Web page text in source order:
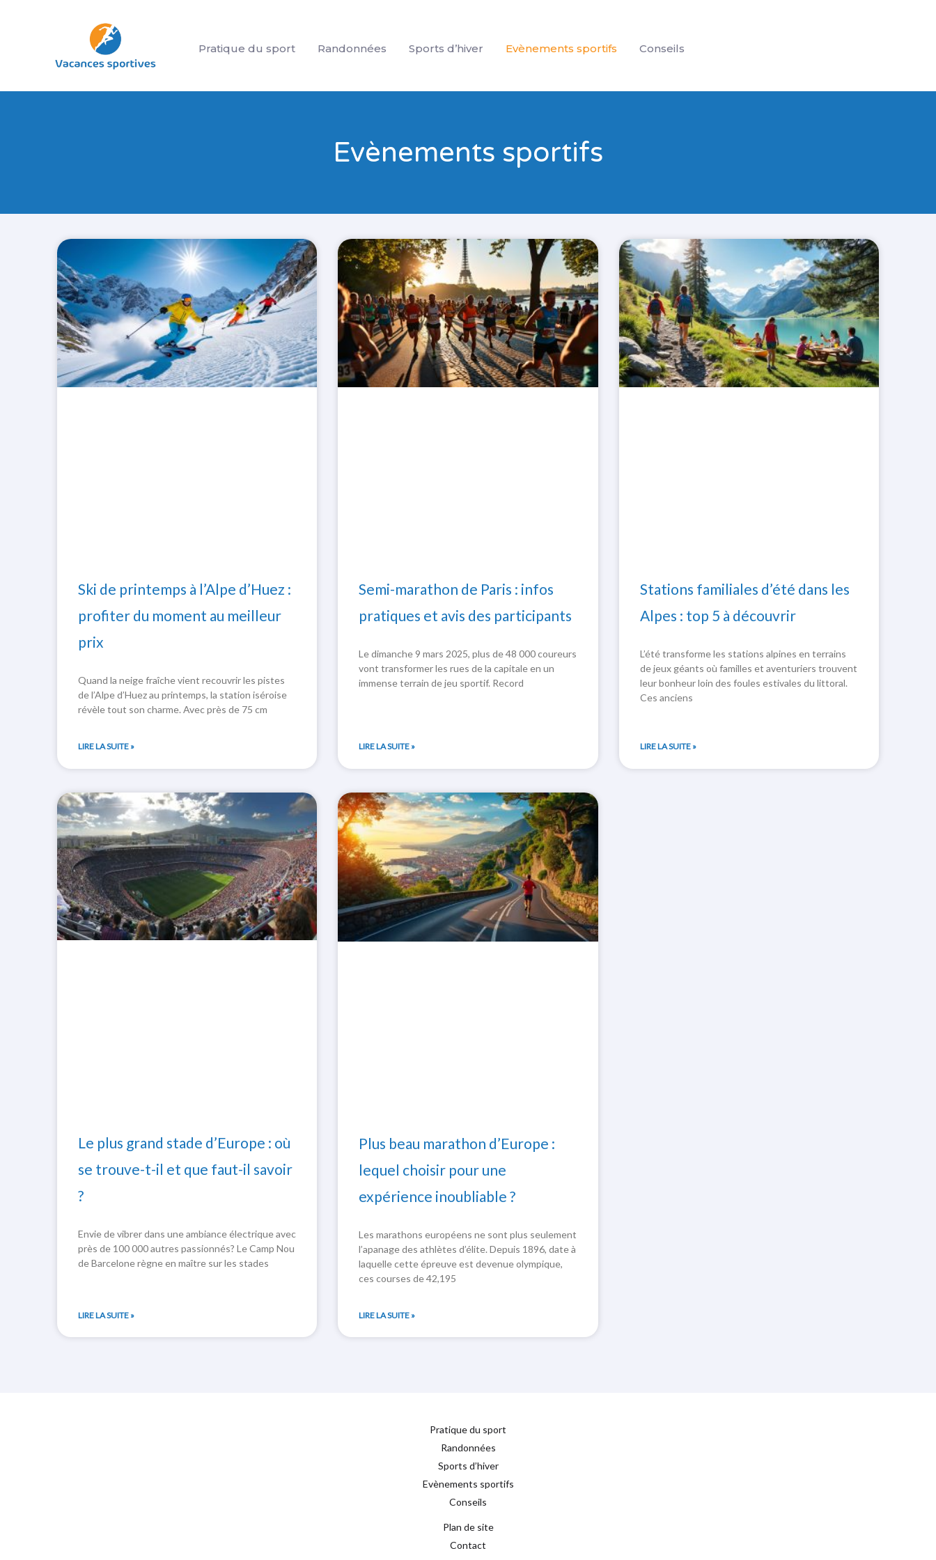
Pratique du sport Randonnées Sports d’hiver Evènements sportifs Conseils
Evènements sportifs
Ski de printemps à l’Alpe d’Huez :
profiter du moment au meilleur
prix
Quand la neige fraîche vient recouvrir les pistes
de l’Alpe d’Huez au printemps, la station iséroise
révèle tout son charme. Avec près de 75 cm
LIRE LA SUITE »
Semi-marathon de Paris : infos
pratiques et avis des participants
Le dimanche 9 mars 2025, plus de 48 000 coureurs
vont transformer les rues de la capitale en un
immense terrain de jeu sportif. Record
LIRE LA SUITE »
Stations familiales d’été dans les
Alpes : top 5 à découvrir
L’été transforme les stations alpines en terrains
de jeux géants où familles et aventuriers trouvent
leur bonheur loin des foules estivales du littoral.
Ces anciens
LIRE LA SUITE »
Le plus grand stade d’Europe : où
se trouve-t-il et que faut-il savoir
?
Envie de vibrer dans une ambiance électrique avec
près de 100 000 autres passionnés? Le Camp Nou
de Barcelone règne en maître sur les stades
LIRE LA SUITE »
Plus beau marathon d’Europe :
lequel choisir pour une
expérience inoubliable ?
Les marathons européens ne sont plus seulement
l’apanage des athlètes d’élite. Depuis 1896, date à
laquelle cette épreuve est devenue olympique,
ces courses de 42,195
LIRE LA SUITE »
Pratique du sport
Randonnées
Sports d’hiver
Evènements sportifs
Conseils
Plan de site
Contact